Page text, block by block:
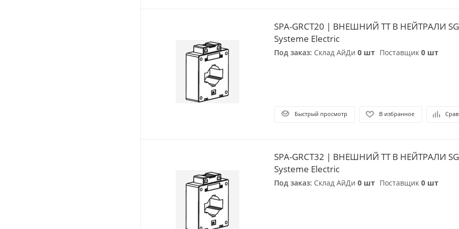
SPA-GRCT20 | ВНЕШНИЙ ТТ В НЕЙТРАЛИ
Systeme Electric
Под заказ: Склад АйДи 0 шт Поставщик 0 шт
Быстрый просмотр В избранное
SPA-GRCT32 | ВНЕШНИЙ ТТ В НЕЙТРАЛИ
Systeme Electric
Под заказ: Склад АйДи 0 шт Поставщик 0 шт